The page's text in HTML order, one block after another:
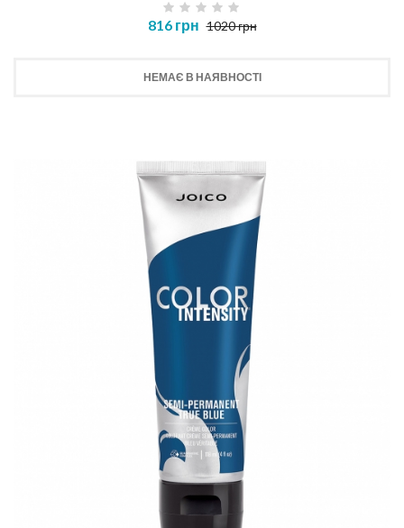
816 грн 1020 грн
НЕМАЄ В НАЯВНОСТІ